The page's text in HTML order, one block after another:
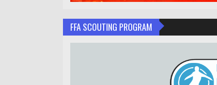
FFA SCOUTING PROGRAM